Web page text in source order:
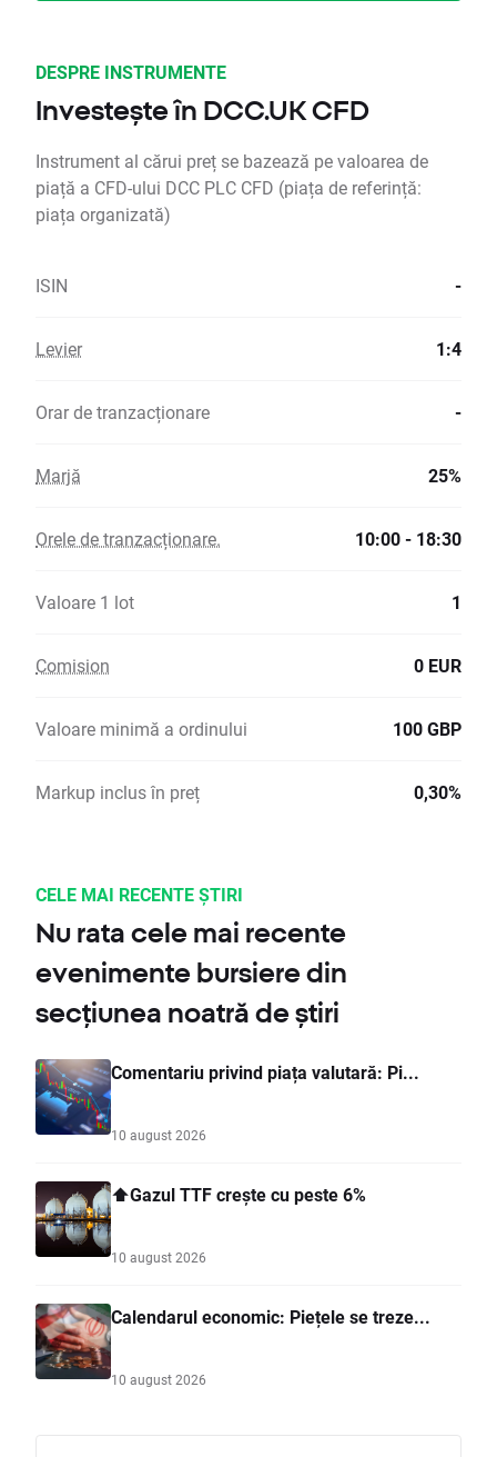
DESPRE INSTRUMENTE
Investește în DCC.UK CFD
Instrument al cărui preț se bazează pe valoarea de
piață a CFD-ului DCC PLC CFD (piața de referință:
piața organizată)
ISIN -
Levier 1:4
Orar de tranzacționare -
Marjă 25%
Orele de tranzacționare. 10:00 - 18:30
Valoare 1 lot 1
Comision 0 EUR
Valoare minimă a ordinului 100 GBP
Markup inclus în preț 0,30%
CELE MAI RECENTE ȘTIRI
Nu rata cele mai recente
evenimente bursiere din
secțiunea noatră de știri
Comentariu privind piața valutară: Pi...
10 august 2026
⬆️Gazul TTF crește cu peste 6%
10 august 2026
Calendarul economic: Piețele se treze...
10 august 2026